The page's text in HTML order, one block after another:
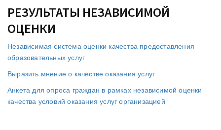
РЕЗУЛЬТАТЫ НЕЗАВИСИМОЙ
ОЦЕНКИ
Независимая система оценки качества предоставления
образовательных услуг
Выразить мнение о качестве оказания услуг
Анкета для опроса граждан в рамках независимой оценки
качества условий оказания услуг организацией